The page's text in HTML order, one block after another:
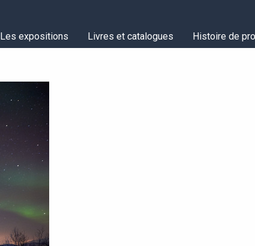
Les expositions Livres et catalogues Histoire de